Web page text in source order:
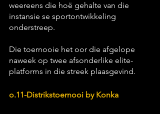
weereens die hoë gehalte van die
instansie se sportontwikkeling
onderstreep.
Die toernooie het oor die afgelope
naweek op twee afsonderlike elite-
platforms in die streek plaasgevind.
o.11-Distrikstoernooi by Konka